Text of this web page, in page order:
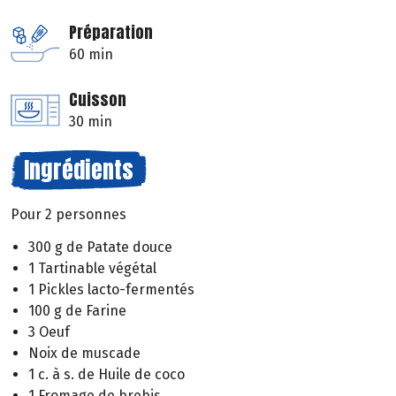
Préparation
60 min
Cuisson
30 min
Ingrédients
Pour 2 personnes
300 g de Patate douce
1 Tartinable végétal
1 Pickles lacto-fermentés
100 g de Farine
3 Oeuf
Noix de muscade
1 c. à s. de Huile de coco